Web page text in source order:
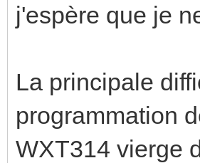
j'espère que je
La principale
programmation
WXT314 vierge